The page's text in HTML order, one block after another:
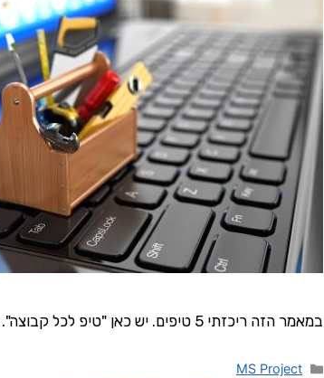
במאמר הזה ריכזתי 5 טיפים. יש כאן "טיפ לכל קבוצה". אני אשאיר לך להחליט לאיזו קבוצה שייך כל טיפ.
MS Project